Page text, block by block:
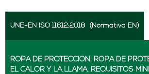
UNE-EN ISO 11612:2018 (Normativa EN)
ROPA DE PROTECCIÓN. ROPA DE
EL CALOR Y LA LLAMA. REQUISITOS